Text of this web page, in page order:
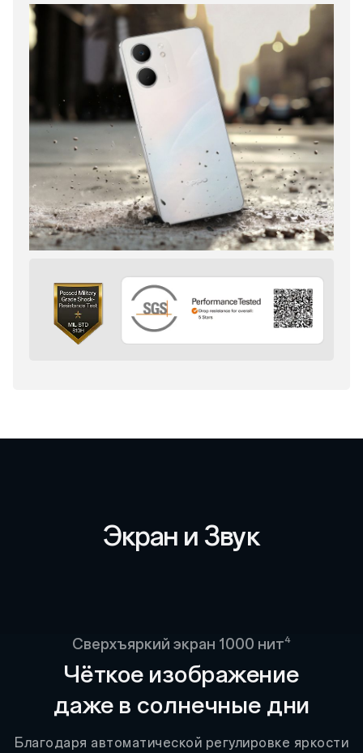
Экран и Звук
Сверхъяркий экран 1000 нит4
Чёткое изображение
даже в солнечные дни
Благодаря автоматической регулировке яркости